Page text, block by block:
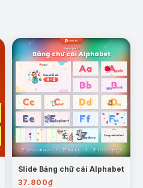
Slide Bảng chữ cái Alphabet
37.800₫